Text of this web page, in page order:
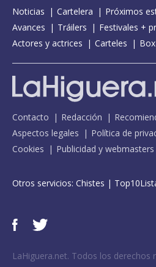
Noticias Cartelera Próximos
Avances
Tráilers
Festivales +
Actores y actrices
Carteles
Contacto Redacción
Aspectos legales
Política de
Cookies
Publicidad y webmasters
Otros servicios: Chistes |
LaHiguera.net. Todos los derechos